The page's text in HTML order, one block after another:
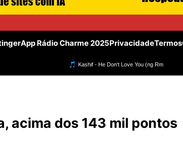
App Rádio Charme 2025PrivacidadeTermos
acima dos 143 mil pontos